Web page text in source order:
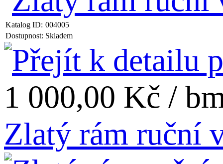
Katalog ID: 004005
Dostupnost: Skladem
1 000,00 Kč /
Zlatý rám ruční